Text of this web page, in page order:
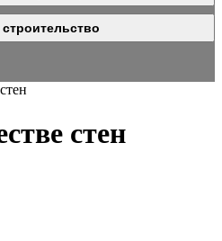
строительство
стен